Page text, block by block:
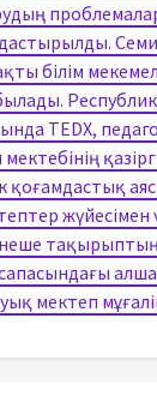
білім
TEDX,
мектебінің
қоғамдастық
жүйесімен
мектеп